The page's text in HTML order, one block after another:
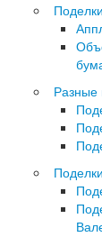
Разные